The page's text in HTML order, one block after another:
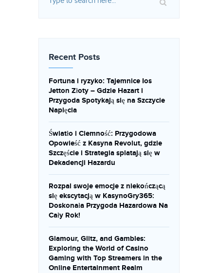
Recent Posts
Fortuna i ryzyko: Tajemnice Ios
Jetton Złoty – Gdzie Hazart i
Przygoda Spotykają się na Szczycie
Napięcia
Światło i Ciemność: Przygodowa
Opowieść z Kasyna Revolut, gdzie
Szczęście i Strategia splatają się w
Dekadencji Hazardu
Rozpal swoje emocje z niekończącą
się ekscytacją w KasynoGry365:
Doskonała Przygoda Hazardowa Na
Cały Rok!
Glamour, Glitz, and Gambles:
Exploring the World of Casino
Gaming with Top Streamers in the
Online Entertainment Realm